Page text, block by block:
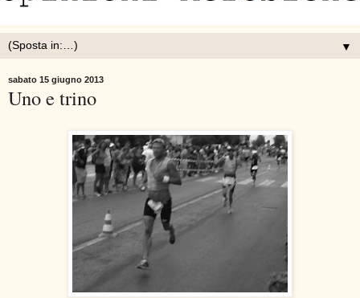
▼
sabato 15 giugno 2013
Uno e trino